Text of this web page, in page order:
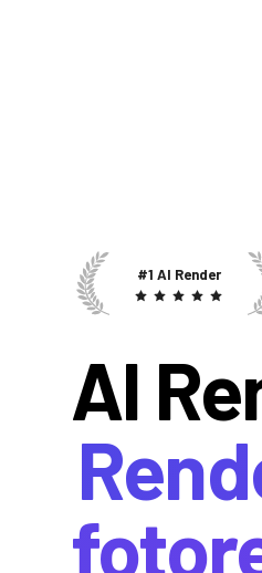
#1 AI Render
AI